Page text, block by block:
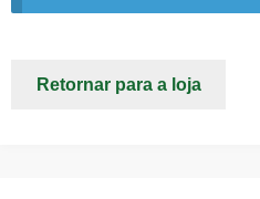
Retornar para a loja